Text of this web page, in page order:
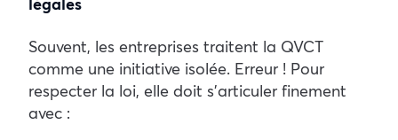
Souvent, les entreprises traitent la QVCT
comme une initiative isolée. Erreur ! Pour
respecter la loi, elle doit s’articuler finement
avec :